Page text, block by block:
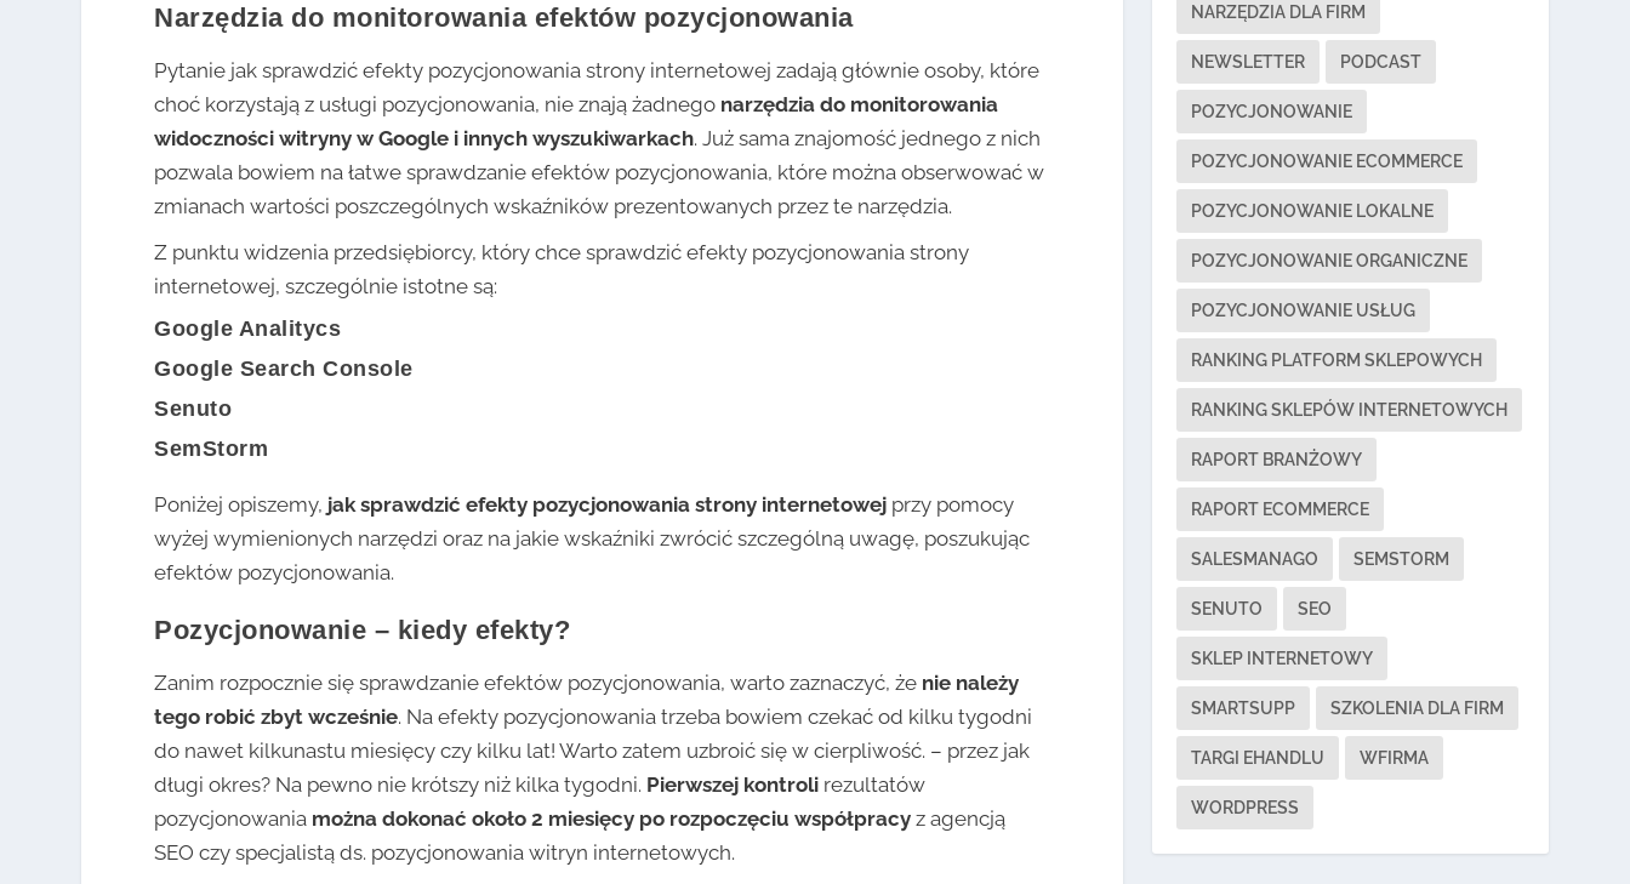
Narzędzia do monitorowania efektów pozycjonowania
Pytanie jak sprawdzić efekty pozycjonowania strony internetowej zadają głównie osoby, które
choć korzystają z usługi pozycjonowania, nie znają żadnego narzędzia do monitorowania
widoczności witryny w Google i innych wyszukiwarkach. Już sama znajomość jednego z nich
pozwala bowiem na łatwe sprawdzanie efektów pozycjonowania, które można obserwować w
zmianach wartości poszczególnych wskaźników prezentowanych przez te narzędzia.
Z punktu widzenia przedsiębiorcy, który chce sprawdzić efekty pozycjonowania strony
internetowej, szczególnie istotne są:
Google Analitycs
Google Search Console
Senuto
SemStorm
Poniżej opiszemy, jak sprawdzić efekty pozycjonowania strony internetowej przy pomocy
wyżej wymienionych narzędzi oraz na jakie wskaźniki zwrócić szczególną uwagę, poszukując
efektów pozycjonowania.
Pozycjonowanie – kiedy efekty?
Zanim rozpocznie się sprawdzanie efektów pozycjonowania, warto zaznaczyć, że nie należy
tego robić zbyt wcześnie. Na efekty pozycjonowania trzeba bowiem czekać od kilku tygodni
do nawet kilkunastu miesięcy czy kilku lat! Warto zatem uzbroić się w cierpliwość. – przez jak
długi okres? Na pewno nie krótszy niż kilka tygodni. Pierwszej kontroli rezultatów
pozycjonowania można dokonać około 2 miesięcy po rozpoczęciu współpracyz agencją
SEO czy specjalistą ds. pozycjonowania witryn internetowych.
NARZĘDZIA DLA FIRM
NEWSLETTER PODCAST
POZYCJONOWANIE
POZYCJONOWANIE ECOMMERCE
POZYCJONOWANIE LOKALNE
POZYCJONOWANIE ORGANICZNE
POZYCJONOWANIE USŁUG
RANKING PLATFORM SKLEPOWYCH
RANKING SKLEPÓW INTERNETOWYCH
RAPORT BRANŻOWY
RAPORT ECOMMERCE
SALESMANAGO SEMSTORM
SENUTO SEO
SKLEP INTERNETOWY
SMARTSUPP SZKOLENIA DLA FIRM
TARGI EHANDLU WFIRMA
WORDPRESS